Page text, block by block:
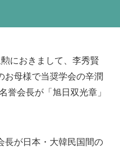
におきまして、李秀賢
お母様で当奨学会の辛潤
誉会長が「旭日双光章」
長が日本・大韓民国間の